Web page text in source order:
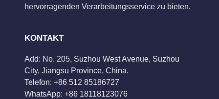
hervorragenden Verarbeitungsservice zu bieten.
KONTAKT
Add: No. 205, Suzhou West Avenue, Suzhou
City, Jiangsu Province, China.
Telefon: +86 512 85186727
WhatsApp: +86 18118123076